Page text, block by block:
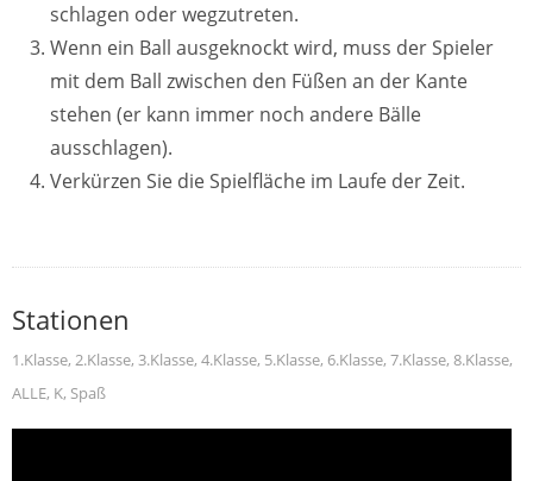
schlagen oder wegzutreten.
Wenn ein Ball ausgeknockt wird, muss der Spieler
mit dem Ball zwischen den Füßen an der Kante
stehen (er kann immer noch andere Bälle
ausschlagen).
Verkürzen Sie die Spielfläche im Laufe der Zeit.
Stationen
1.Klasse, 2.Klasse, 3.Klasse, 4.Klasse, 5.Klasse, 6.Klasse, 7.Klasse, 8.Klasse,
ALLE, K, Spaß